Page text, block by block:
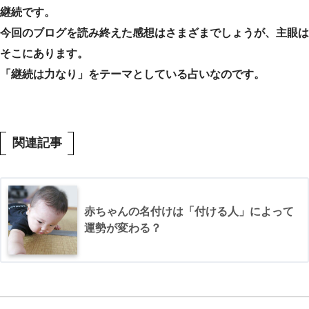
継続です。
今回のブログを読み終えた感想はさまざまでしょうが、主眼は
そこにあります。
「継続は力なり」をテーマとしている占いなのです。
関連記事
赤ちゃんの名付けは「付ける人」によって
運勢が変わる？